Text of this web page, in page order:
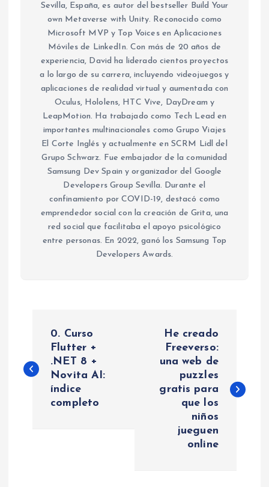
Sevilla, España, es autor del bestseller Build Your
own Metaverse with Unity. Reconocido como
Microsoft MVP y Top Voices en Aplicaciones
Móviles de LinkedIn. Con más de 20 años de
experiencia, David ha liderado cientos proyectos
a lo largo de su carrera, incluyendo videojuegos y
aplicaciones de realidad virtual y aumentada con
Oculus, Hololens, HTC Vive, DayDream y
LeapMotion. Ha trabajado como Tech Lead en
importantes multinacionales como Grupo Viajes
El Corte Inglés y actualmente en SCRM Lidl del
Grupo Schwarz. Fue embajador de la comunidad
Samsung Dev Spain y organizador del Google
Developers Group Sevilla. Durante el
confinamiento por COVID-19, destacó como
emprendedor social con la creación de Grita, una
red social que facilitaba el apoyo psicológico
entre personas. En 2022, ganó los Samsung Top
Developers Awards.
v
0. Curso
Flutter +
.NET 8 +
Novita AI:
índice
completo
He creado
Freeverso:
una web de
puzzles
gratis para
que los
niños
jueguen
online